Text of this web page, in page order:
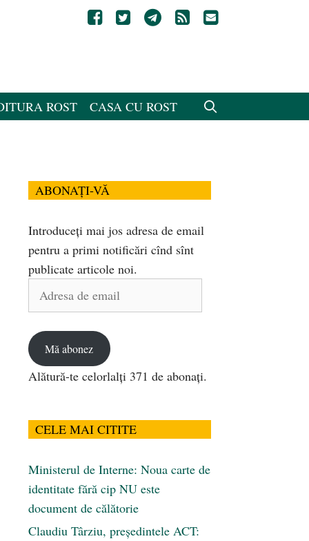
ROST CASA CU ROST
ABONAȚI-VĂ
Introduceți mai jos adresa de email
pentru a primi notificări cînd sînt
publicate articole noi.
Adresa
Mă abonez
Alătură-te celorlalți 371 de abonați.
CELE MAI CITITE
Ministerul de Interne: Noua carte de
identitate fără cip NU este
document de călătorie
Claudiu Târziu, președintele ACT: